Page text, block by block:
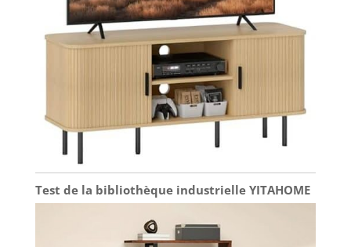
Test de la bibliothèque industrielle YITAHOME